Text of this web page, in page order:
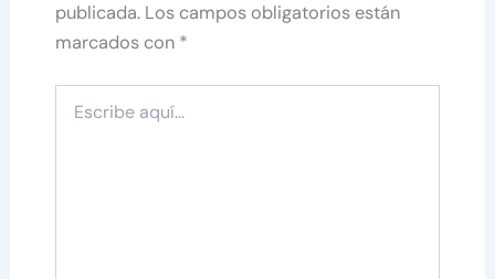
publicada. Los campos obligatorios están
marcados con *
aquí...